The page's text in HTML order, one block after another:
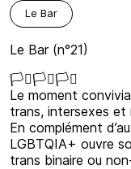
Le Bar
Le Bar (n°21)
🏳️‍⚧️🏳️‍⚧️🏳️‍⚧️
Le moment
trans, intersexes et
En complément
LGBTQIA+ ouvre
trans binaire ou